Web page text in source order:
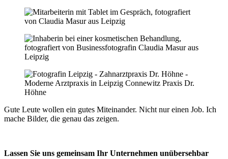
Gute Leute wollen ein gutes Miteinander. Nicht nur einen Job. Ich
mache Bilder, die genau das zeigen.
Lassen Sie uns gemeinsam Ihr Unternehmen unübersehbar